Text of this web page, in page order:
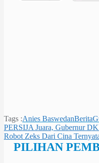
Tags :Anies BaswedanBerita
Navigasi
pos
PERSIJA Juara, Gubernur
Robot Zeks Dari Cina
PILIHAN